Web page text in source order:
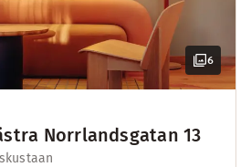
6
Norrlandsgatan 13